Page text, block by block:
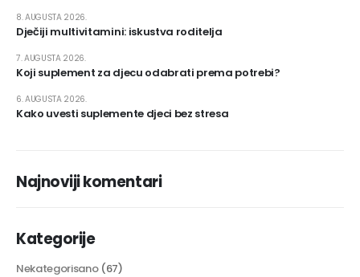
Dječiji multivitamini: iskustva roditelja
8. AUGUSTA 2026.
Koji suplement za djecu odabrati prema potrebi?
7. AUGUSTA 2026.
Kako uvesti suplemente djeci bez stresa
6. AUGUSTA 2026.
Najnoviji komentari
Kategorije
Nekategorisano(67)